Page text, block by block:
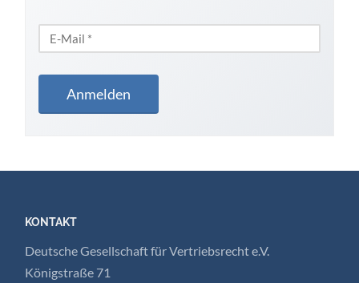
KONTAKT
Deutsche Gesellschaft für Vertriebsrecht e.V.
Königstraße 71